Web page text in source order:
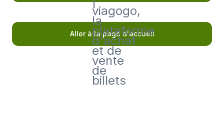
viagogo,
la
plateforme
d'achat
et de
vente
de
billets
Aller à la page d'accueil